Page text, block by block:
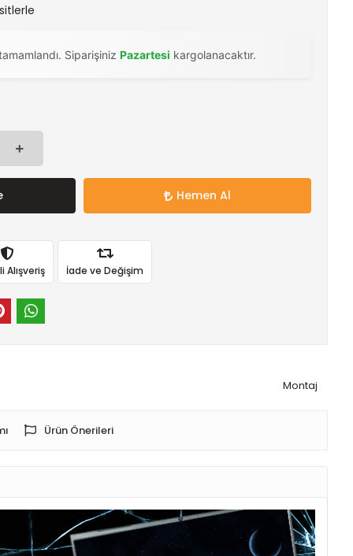
Siparişiniz Pazartesi kargolanacaktır.
Hemen Al
Alışveriş İade ve Değişim
Montaj
Ürün Önerileri